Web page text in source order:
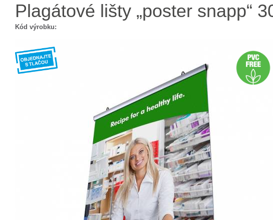
Plagátové lišty „poster snapp“
Kód výrobku: